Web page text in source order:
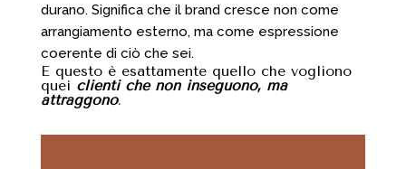
durano. Significa che il brand cresce non come
arrangiamento esterno, ma come espressione
coerente di ciò che sei.
E questo è esattamente quello che vogliono
quei clienti che non inseguono, ma
attraggono.